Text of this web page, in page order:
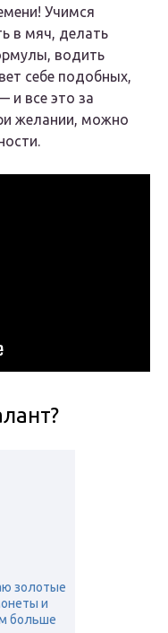
Учимся
в мяч, делать
водить
себе подобных,
и все это за
желании, можно
золотые
и
больше